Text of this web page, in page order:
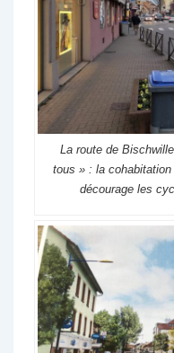
La route de
tous » : la
décourage les